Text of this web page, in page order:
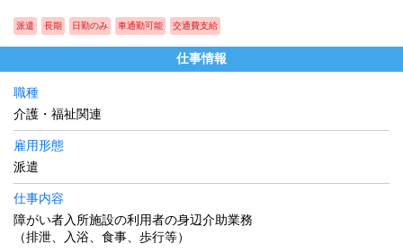
派遣 長期 日勤のみ 車通勤可能 交通費支給
仕事情報
職種
介護・福祉関連
雇用形態
派遣
仕事内容
障がい者入所施設の利用者の身辺介助業務
（排泄、入浴、食事、歩行等）